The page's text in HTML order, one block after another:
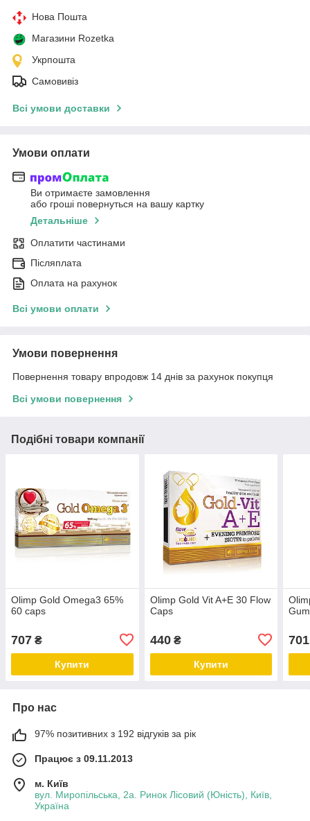
Нова Пошта
Магазини Rozetka
Укрпошта
Самовивіз
Всі умови доставки
Умови оплати
Ви отримаєте замовлення
або гроші повернуться на вашу картку
Детальніше
Оплатити частинами
Післяплата
Оплата на рахунок
Всі умови оплати
Умови повернення
Повернення товару впродовж 14 днів за рахунок покупця
Всі умови повернення
Подібні товари компанії
Olimp Gold Omega3 65%
60 caps
707 ₴
Купити
Olimp Gold Vit A+E 30 Flow
Caps
440₴
Купити
701
Про нас
97% позитивних з 192 відгуків за рік
Працює з 09.11.2013
м. Київ
вул. Миропільська, 2а. Ринок Лісовий (Юність), Київ,
Україна